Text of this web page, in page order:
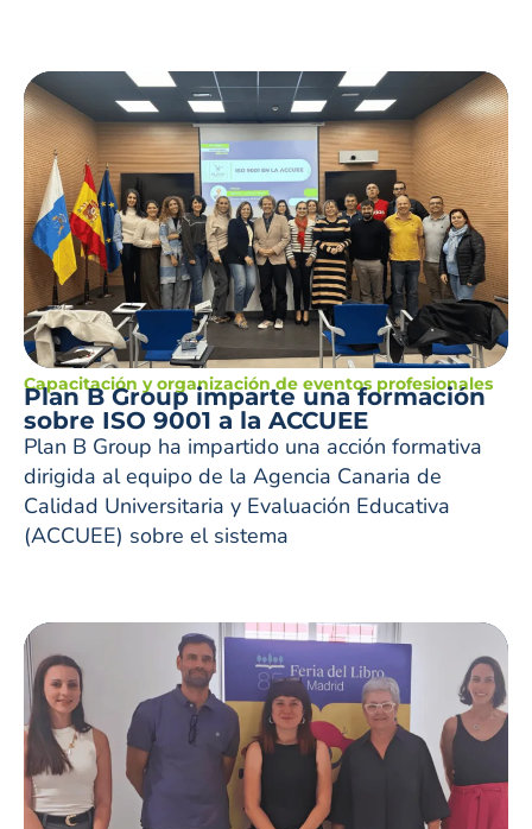
Capacitación y organización de eventos profesionales
Plan B Group imparte una formación
sobre ISO 9001 a la ACCUEE
Plan B Group ha impartido una acción formativa
dirigida al equipo de la Agencia Canaria de
Calidad Universitaria y Evaluación Educativa
(ACCUEE) sobre el sistema